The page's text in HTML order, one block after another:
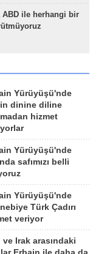
ABD ile herhangi bir
Yürüyüşü'nde
dinine diline
hizmet
Yürüyüşü'nde
safımızı belli
Yürüyüşü'nde
Türk Çadırı
veriyor
ve Irak arasındaki